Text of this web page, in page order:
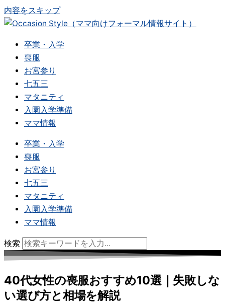
内容をスキップ
卒業・入学
喪服
お宮参り
七五三
マタニティ
入園入学準備
ママ情報
卒業・入学
喪服
お宮参り
七五三
マタニティ
入園入学準備
ママ情報
検索
40代女性の喪服おすすめ10選｜失敗しな
い選び方と相場を解説